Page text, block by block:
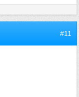
#11